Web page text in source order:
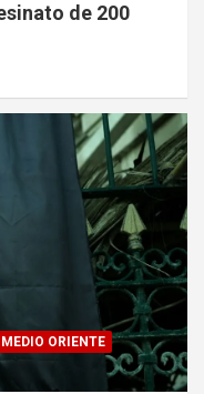
de 200
MEDIO ORIENTE